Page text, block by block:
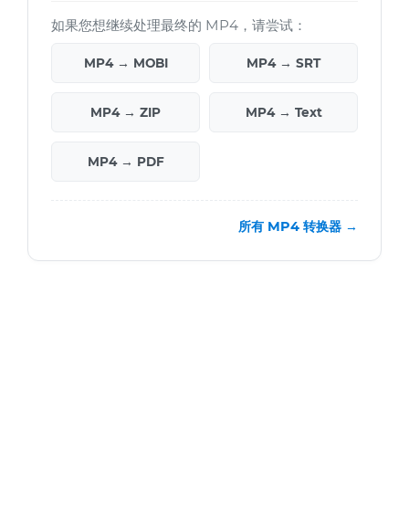
如果您想继续处理最终的 MP4，请尝试：
MP4 → MOBI MP4 → SRT
MP4 → ZIP MP4 → Text
MP4 → PDF
所有 MP4 转换器 →